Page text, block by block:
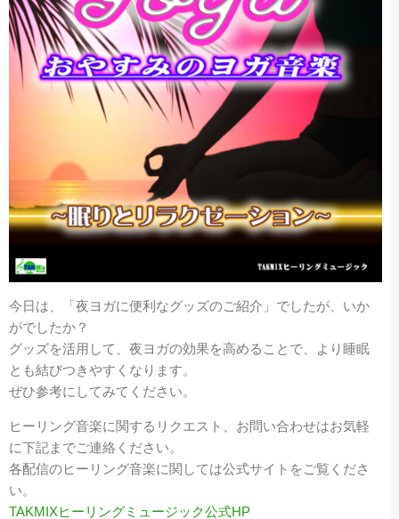
今日は、「夜ヨガに便利なグッズのご紹介」でしたが、いか
がでしたか？
グッズを活用して、夜ヨガの効果を高めることで、より睡眠
とも結びつきやすくなります。
ぜひ参考にしてみてください。
ヒーリング音楽に関するリクエスト、お問い合わせはお気軽
に下記までご連絡ください。
各配信のヒーリング音楽に関しては公式サイトをご覧くださ
い。
TAKMIXヒーリングミュージック公式HP